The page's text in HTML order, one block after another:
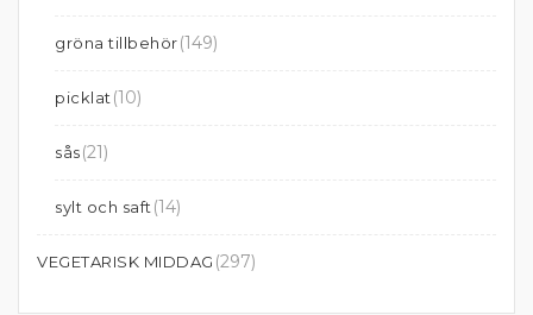
gröna tillbehör(149)
picklat (10)
sås(21)
sylt och saft (14)
VEGETARISK MIDDAG (297)